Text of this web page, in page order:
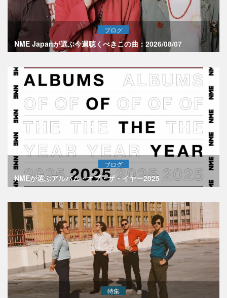
ブログ
NME Japanが選ぶ今週聴くべきこの曲：2026/08/07
ブログ
NMEが選ぶアルバム・オブ・ザ・イヤー2025
特集